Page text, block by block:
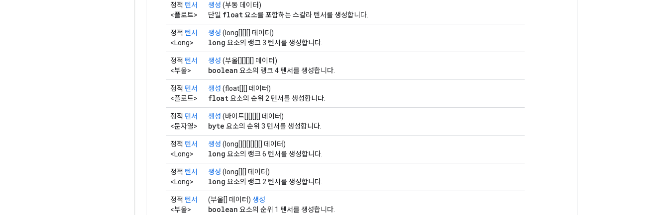
정적 텐서
<플로트>
생성 (부동 데이터)
단일 float요소를 포함하는 스칼라 텐서를 생성합니다.
정적 텐서
<Long>
생성 (long[][][] 데이터)
long 요소의 랭크 3 텐서를 생성합니다.
정적 텐서
<부울>
생성 (부울[][][][] 데이터)
boolean 요소의 랭크 4 텐서를 생성합니다.
정적 텐서
<플로트>
생성 (float[][] 데이터)
float요소의 순위 2 텐서를 생성합니다.
정적 텐서
<문자열>
생성 (바이트[][][][] 데이터)
byte 요소의 순위 3 텐서를 생성합니다.
정적 텐서
<Long>
생성 (long[][][][][][] 데이터)
long 요소의 랭크 6 텐서를 생성합니다.
정적 텐서
<Long>
생성 (long[][] 데이터)
long 요소의 랭크 2 텐서를 생성합니다.
정적 텐서
<부울>
(부울[] 데이터) 생성
boolean 요소의 순위 1 텐서를 생성합니다.